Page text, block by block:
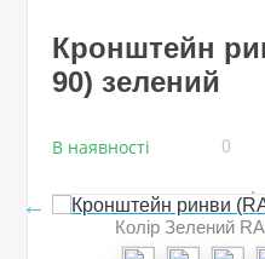
Кронштейн
90) зелений
В наявності 0
Колір Зелений